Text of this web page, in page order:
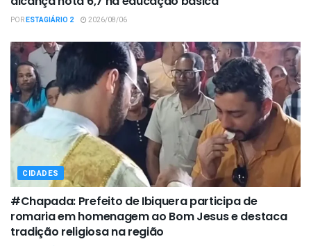
PORESTAGIÁRIO 2 2026/08/06
CIDADES
#Chapada: Prefeito de Ibiquera participa de
romaria em homenagem ao Bom Jesus e destaca
tradição religiosa na região